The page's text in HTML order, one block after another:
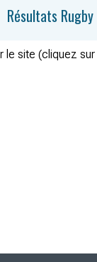
Résultats Rugby
le site (cliquez sur